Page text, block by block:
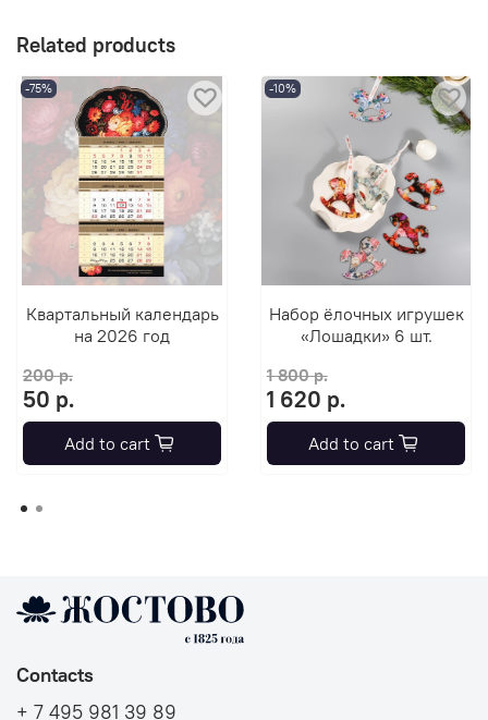
Related products
-75%
Квартальный календарь
на 2026 год
200 р.
50 р.
Add to cart
-10%
Набор ёлочных игрушек
«Лошадки» 6 шт.
1 800 р.
1 620 р.
Add to cart
Contacts
+ 7 495 981 39 89